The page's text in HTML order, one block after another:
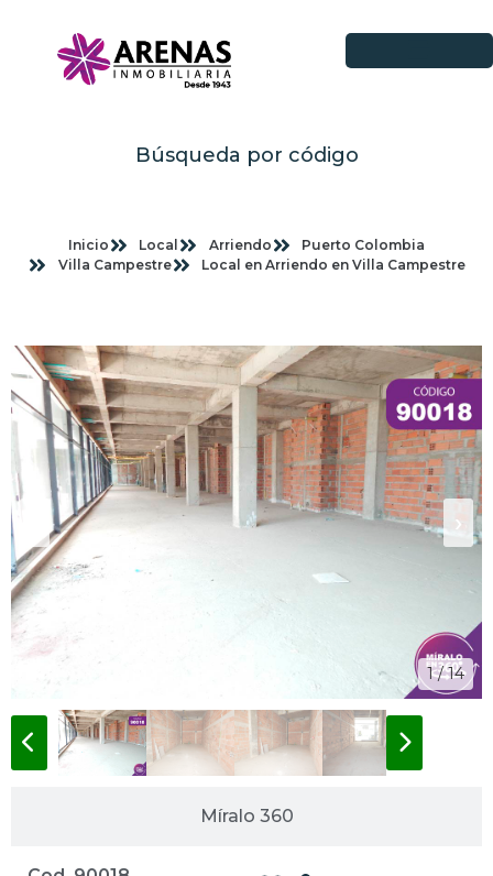
Búsqueda por código
Inicio Local Arriendo
Puerto Colombia
Villa Campestre
Local en Arriendo en Villa Campestre
Míralo 360
1 / 14
›